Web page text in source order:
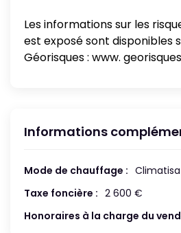
Les informations sur les
est exposé sont disponibles
Géorisques : www.
Informations
Mode de chauffage :
Taxe foncière : 2 600 €
Honoraires à la charge du